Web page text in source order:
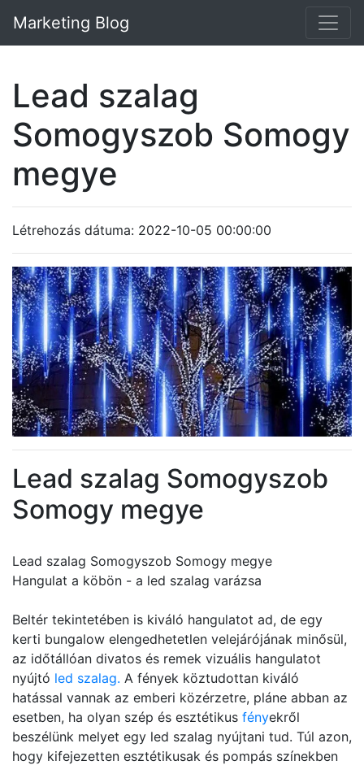
Marketing Blog
Lead szalag
Somogyszob Somogy
megye
Létrehozás dátuma: 2022-10-05 00:00:00
Lead szalag Somogyszob
Somogy megye
Lead szalag Somogyszob Somogy megye
Hangulat a köbön - a led szalag varázsa
Beltér tekintetében is kiváló hangulatot ad, de egy
kerti bungalow elengedhetetlen velejárójának minősül,
az időtállóan divatos és remek vizuális hangulatot
nyújtó led szalag. A fények köztudottan kiváló
hatással vannak az emberi közérzetre, pláne abban az
esetben, ha olyan szép és esztétikus fényekről
beszélünk melyet egy led szalag nyújtani tud. Túl azon,
hogy kifejezetten esztétikusak és pompás színekben